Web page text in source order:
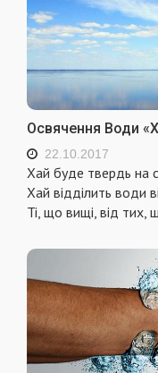
Освячення Води
22.10.2017
Хай буде твердь на
Хай відділить води
Ті, що вищі, від тих,